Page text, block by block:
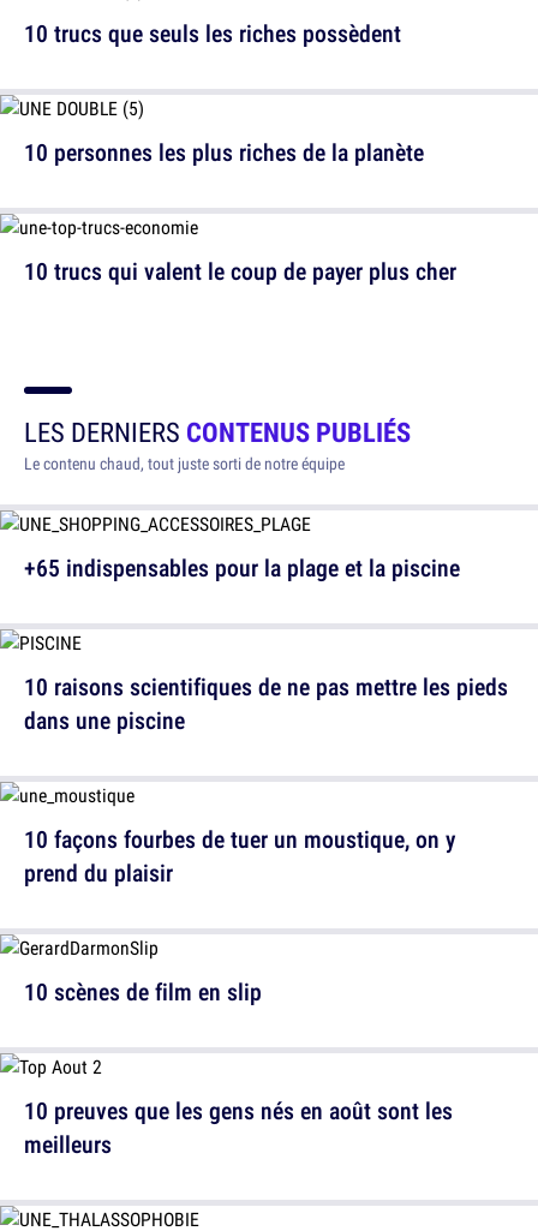
10 trucs que seuls les riches possèdent
10 trucs qui valent le coup de payer plus cher
10 personnes les plus riches de la planète
LES DERNIERS CONTENUS PUBLIÉS
Le contenu chaud, tout juste sorti de notre équipe
+65 indispensables pour la plage et la piscine
10 façons fourbes de tuer un moustique, on y
prend du plaisir
10 preuves que les gens nés en août sont les
meilleurs
10 raisons scientifiques de ne pas mettre les pieds
dans une piscine
10 scènes de film en slip